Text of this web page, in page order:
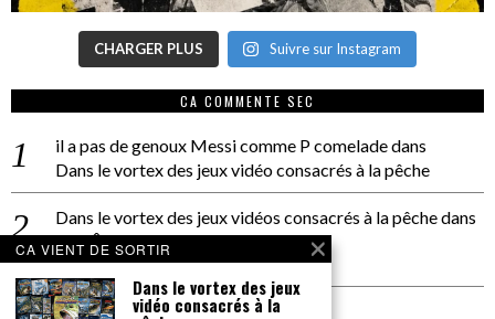
CHARGER PLUS Suivre sur Instagram
CA COMMENTE SEC
il a pas de genoux Messi comme P comeladedans
Dans le vortex des jeux vidéo consacrés à la pêche
Dans le vortex des jeux vidéos consacrés à la pêchedans
PACÔME THIELLEMENT
La séance d’Hip Gnose
La Patrie dans
CA VIENT DE SORTIR
Dans le vortex des jeux
vidéo consacrés à la